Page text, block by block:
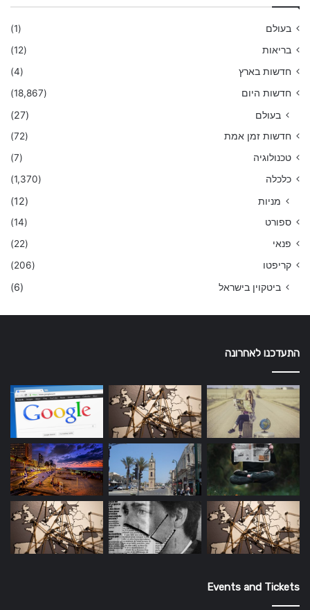
בעולם
(1)
בריאות
(12)
חדשות בארץ
(4)
חדשות היום
(18,867)
בעולם (27)
חדשות זמן אמת
(72)
טכנולוגיה
(7)
כלכלה
(1,370)
מניות (12)
ספורט
(14)
פנאי
(22)
קריפטו
(206)
ביטקוין בישראל (6)
התעדכנו לאחרונה
Events and Tickets